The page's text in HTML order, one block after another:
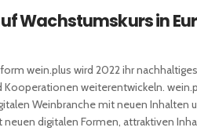
Wachstumskurs in
wein.plus wird 2022 ihr
weiterentwickeln.
Weinbranche mit neuen Inhalten
digitalen Formen, attraktiven
MAGAZIN